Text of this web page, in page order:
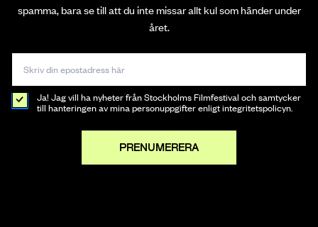
spamma, bara se till att du inte missar allt kul som händer under
året.
Ja! Jag vill ha nyheter från Stockholms Filmfestival och samtycker
till hanteringen av mina personuppgifter enligt integritetspolicyn.
PRENUMERERA